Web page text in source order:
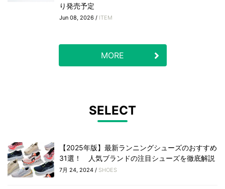
り発売予定
Jun 08, 2026 / ITEM
MORE
SELECT
【2025年版】最新ランニングシューズのおすすめ
31選！ 人気ブランドの注目シューズを徹底解説
7月 24, 2024 / SHOES